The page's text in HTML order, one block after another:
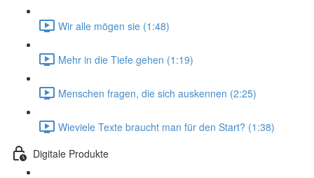
Wir alle mögen sie (1:48)
Mehr in die Tiefe gehen (1:19)
Menschen fragen, die sich auskennen (2:25)
Wieviele Texte braucht man für den Start? (1:38)
Digitale Produkte